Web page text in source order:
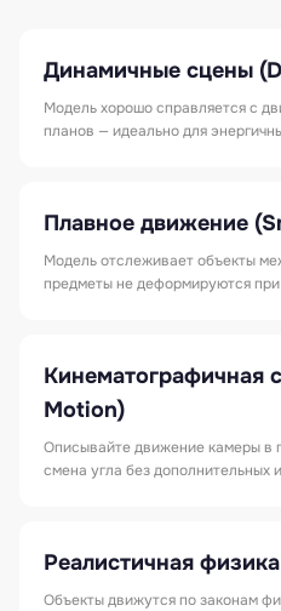
Динамичные сцены
Модель хорошо справляется с
планов — идеально для
Плавное движение
Модель отслеживает объекты
предметы не деформируются
Кинематографичная
Motion)
Описывайте движение камеры в
смена угла без дополнительных
Реалистичная
Объекты движутся по законам